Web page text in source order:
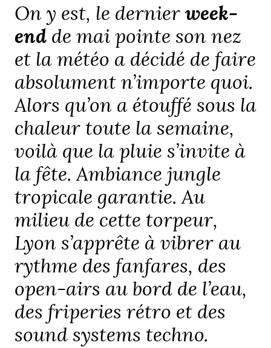
On y est, le dernierweek-
end de mai pointe son nez
et la météo a décidé de faire
absolument n’importe quoi.
Alors qu’on a étouffé sous la
chaleur toute la semaine,
voilà que la pluie s’invite à
la fête. Ambiance jungle
tropicale garantie. Au
milieu de cette torpeur,
Lyon s’apprête à vibrer au
rythme des fanfares, des
open-airs au bord de l’eau,
des friperies rétro et des
sound systems techno.